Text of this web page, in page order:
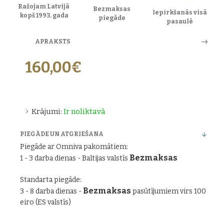
Ražojam Latvijā
kopš 1993. gada
Bezmaksas
piegāde
Iepirkšanās visā
pasaulē
APRAKSTS
Krājumi: Ir noliktavā
160,00€
PIEGĀDE UN ATGRIEŠANA
Piegāde ar Omniva pakomātiem:
1 - 3 darba dienas - Baltijas valstīs Bezmaksas
Standarta piegāde:
3 - 8 darba dienas - Bezmaksas pasūtījumiem virs 100
eiro (ES valstīs)